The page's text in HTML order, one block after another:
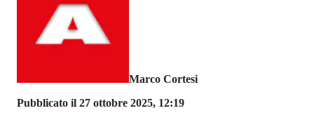
Marco Cortesi
Pubblicato il 27 ottobre 2025, 12:19